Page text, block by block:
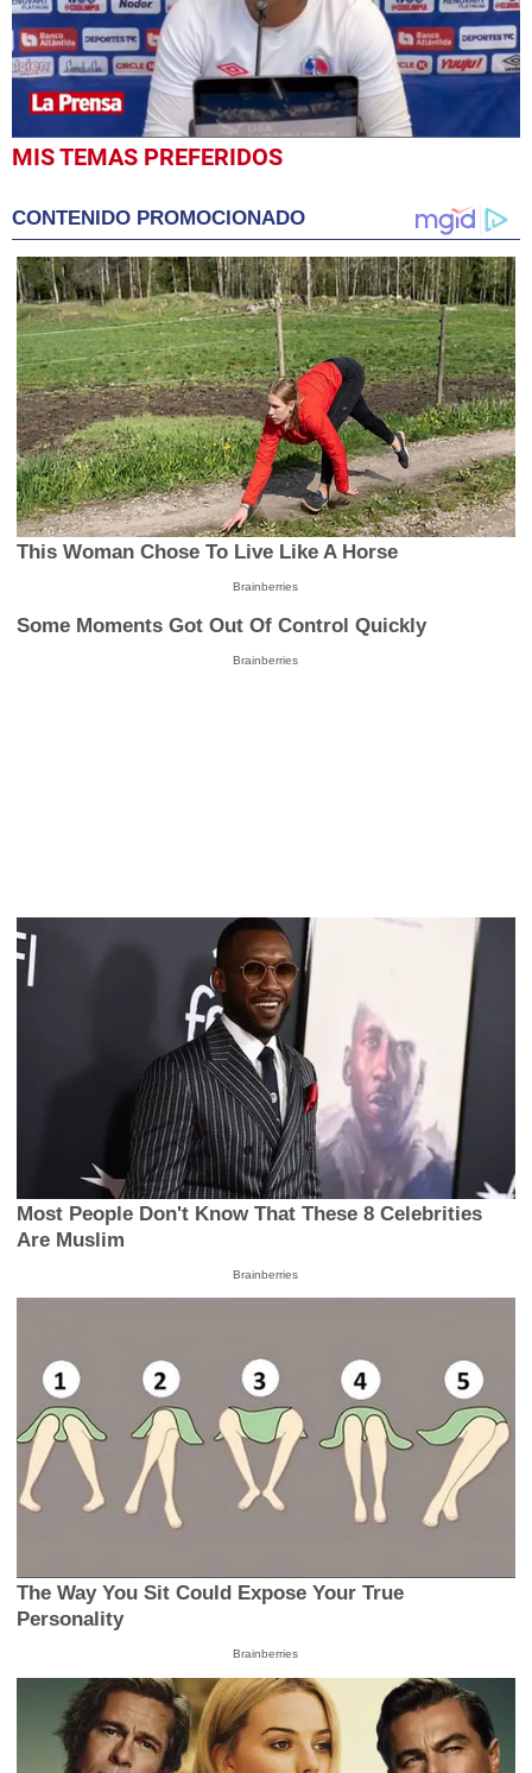
0
seconds
minutes,
29
seconds
MIS TEMAS PREFERIDOS
CONTENIDO PROMOCIONADO
This Woman Chose To Live Like A Horse
Brainberries
Some Moments Got Out Of Control Quickly
Brainberries
Most People Don't Know That These 8 Celebrities
Are Muslim
Brainberries
The Way You Sit Could Expose Your True
Personality
Brainberries